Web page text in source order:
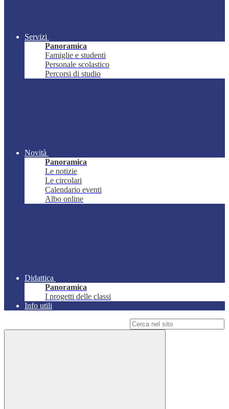
Servizi
Panoramica
Famiglie e studenti
Personale scolastico
Percorsi di studio
Novità
Panoramica
Le notizie
Le circolari
Calendario eventi
Albo online
Didattica
Panoramica
I progetti delle classi
Info utili